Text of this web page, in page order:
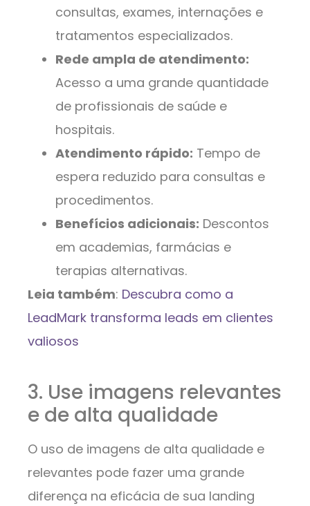
consultas, exames, internações e
tratamentos especializados.
Rede ampla de atendimento:
Acesso a uma grande quantidade
de profissionais de saúde e
hospitais.
Atendimento rápido: Tempo de
espera reduzido para consultas e
procedimentos.
Benefícios adicionais: Descontos
em academias, farmácias e
terapias alternativas.
Leia também: Descubra como a
LeadMark transforma leads em clientes
valiosos
3. Use imagens relevantes
e de alta qualidade
O uso de imagens de alta qualidade e
relevantes pode fazer uma grande
diferença na eficácia de sua landing